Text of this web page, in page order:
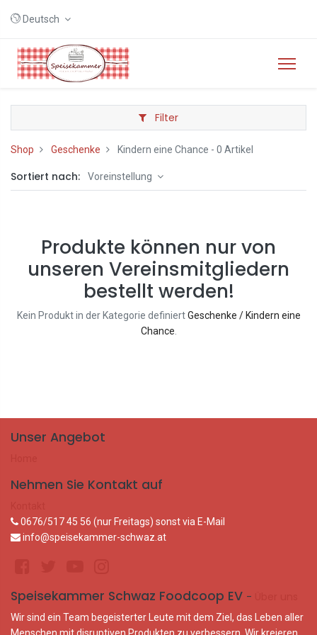
Deutsch
Filter
Shop Geschenke Kindern eine Chance - 0 Artikel
Sortiert nach: Voreinstellung
Produkte können nur von
unseren Vereinsmitgliedern
bestellt werden!
Kein Produkt in der Kategorie definiertGeschenke / Kindern eine
Chance
Unser Angebot
Nehmen Sie Kontakt auf
0676/517 45 56 (nur Freitags) sonst via E-Mail
info@speisekammer-schwaz.at
Speisekammer Schwaz Foodcoop EV -
Wir sind ein Team begeisterter Leute mit dem Ziel, das Leben aller